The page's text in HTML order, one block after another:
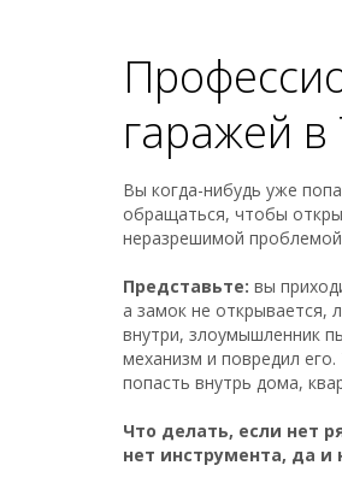
гаражей в
Вы когда-нибудь уже
обращаться, чтобы
неразрешимой
Представьте: вы
а замок не открывается,
внутри, злоумышленник
механизм и повредил
попасть внутрь дома,
Что делать, если нет
нет инструмента, да